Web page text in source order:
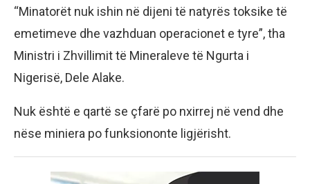
“Minatorët nuk ishin në dijeni të natyrës toksike të
emetimeve dhe vazhduan operacionet e tyre”, tha
Ministri i Zhvillimit të Mineraleve të Ngurta i
Nigerisë, Dele Alake.
Nuk është e qartë se çfarë po nxirrej në vend dhe
nëse miniera po funksiononte ligjërisht.